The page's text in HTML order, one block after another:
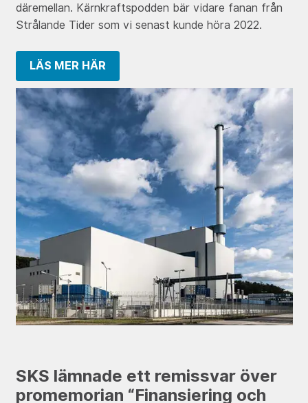
däremellan. Kärnkraftspodden bär vidare fanan från
Strålande Tider som vi senast kunde höra 2022.
LÄS MER HÄR
SKS lämnade ett remissvar över
promemorian “Finansiering och